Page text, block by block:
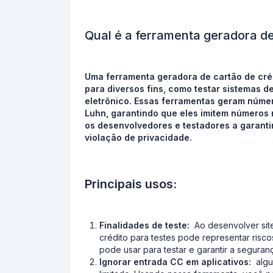
Qual é a ferramenta geradora
Uma ferramenta geradora de cartão de
para diversos fins, como testar sistemas
eletrônico. Essas ferramentas geram
Luhn, garantindo que eles imitem
os desenvolvedores e testadores a
violação de privacidade.
Principais usos:
Finalidades de teste: Ao desenvolver
crédito para testes pode representar
pode usar para testar e garantir a
Ignorar entrada CC em aplicativos: